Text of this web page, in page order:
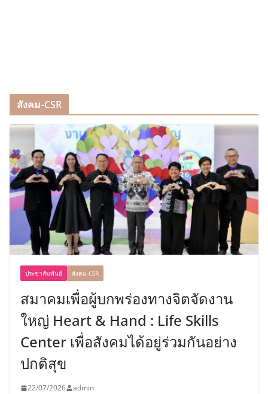
สังคม-CSR
ประชาสัมพันธ์ สังคม-CSR
สมาคมเพื่อผู้บกพร่องทางจิตจัดงาน
ใหญ่ Heart & Hand : Life Skills
Center เพื่อสังคมได้อยู่ร่วมกันอย่าง
ปกติสุข
22/07/2026 admin